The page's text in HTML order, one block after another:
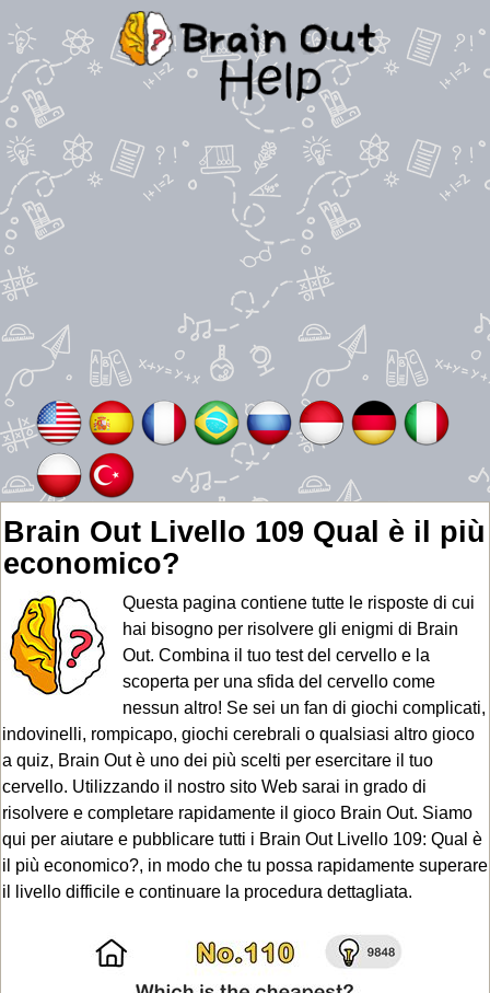
Brain Out Livello 109 Qual è il più
economico?
Questa pagina contiene tutte le risposte di cui
hai bisogno per risolvere gli enigmi di Brain
Out. Combina il tuo test del cervello e la
scoperta per una sfida del cervello come
nessun altro! Se sei un fan di giochi complicati,
indovinelli, rompicapo, giochi cerebrali o qualsiasi altro gioco
a quiz, Brain Out è uno dei più scelti per esercitare il tuo
cervello. Utilizzando il nostro sito Web sarai in grado di
risolvere e completare rapidamente il gioco Brain Out. Siamo
qui per aiutare e pubblicare tutti i Brain Out Livello 109: Qual è
il più economico?, in modo che tu possa rapidamente superare
il livello difficile e continuare la procedura dettagliata.